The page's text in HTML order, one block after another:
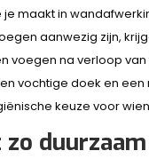
maakt in
aanwezig zijn,
voegen na verloop
vochtige doek en
keuze voor